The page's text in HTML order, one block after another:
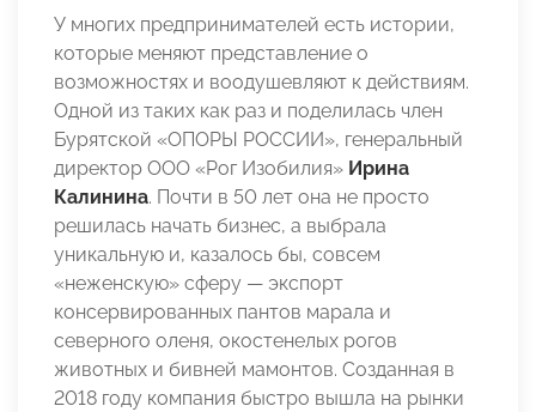
У многих предпринимателей есть истории,
которые меняют представление о
возможностях и воодушевляют к действиям.
Одной из таких как раз и поделилась член
Бурятской «ОПОРЫ РОССИИ», генеральный
директор ООО «Рог Изобилия» Ирина
Калинина. Почти в 50 лет она не просто
решилась начать бизнес, а выбрала
уникальную и, казалось бы, совсем
«неженскую» сферу — экспорт
консервированных пантов марала и
северного оленя, окостенелых рогов
животных и бивней мамонтов. Созданная в
2018 году компания быстро вышла на рынки